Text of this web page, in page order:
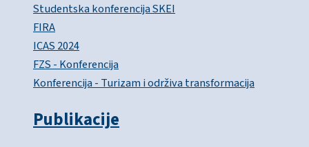
Studentska konferencija SKEI
FIRA
ICAS 2024
FZS - Konferencija
Konferencija - Turizam i održiva transformacija
Publikacije